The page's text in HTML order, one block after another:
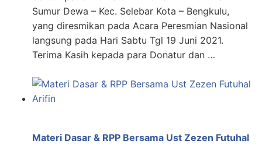
Sumur Dewa – Kec. Selebar Kota – Bengkulu,
yang diresmikan pada Acara Peresmian Nasional
langsung pada Hari Sabtu Tgl 19 Juni 2021.
Terima Kasih kepada para Donatur dan …
Materi Dasar & RPP Bersama Ust Zezen Futuhal